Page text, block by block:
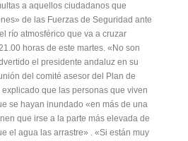
a aquellos ciudadanos que
de las Fuerzas de Seguridad ante
río atmosférico que va a cruzar
horas de este martes. «No son
el presidente andaluz en su
del comité asesor del Plan de
que las personas que viven
se hayan inundado «en más de una
que irse a la parte más elevada de
el agua las arrastre» . «Si están muy